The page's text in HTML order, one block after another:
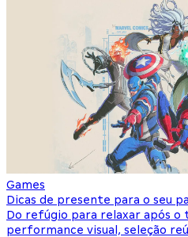
Games
Dicas de presente para o seu
Do refúgio para relaxar após o
performance visual, seleção